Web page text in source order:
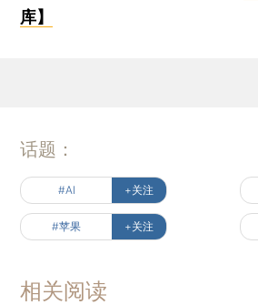
库】
话题：
#AI +关注
#苹果 +关注
相关阅读